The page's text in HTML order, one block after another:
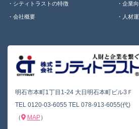
明石市本町1丁目1-24 大日明石本町ビル3Ｆ
TEL 0120-03-6055 TEL 078-913-6055(代)
（
MAP）
シティトラストの特徴
会社概要
企業
人材